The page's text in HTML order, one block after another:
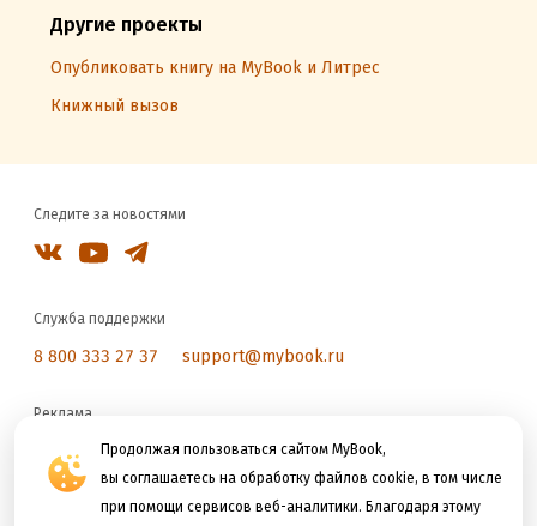
Продолжая пользоваться сайтом MyBook,
вы соглашаетесь на обработку файлов cookie, в том числе
при помощи сервисов веб-аналитики. Благодаря этому
Другие проекты
Опубликовать книгу на MyBook и Литрес
Книжный вызов
Следите за новостями
Служба поддержки
8 800 333 27 37 support@mybook.ru
Реклама
reklama@litres.ru
Мы принимаем к оплате